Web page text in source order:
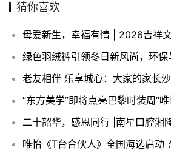
猜你喜欢
绿色羽绒裤引领冬日新风尚，环保